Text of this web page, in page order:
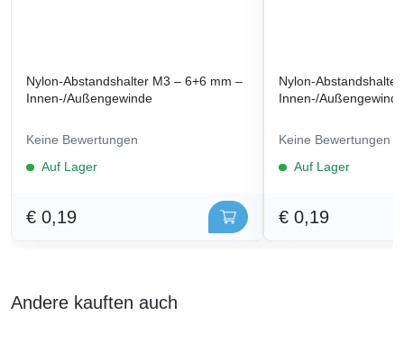
Nylon-Abstandshalter M3 – 6+6 mm –
Innen-/Außengewinde
Keine Bewertungen
Auf Lager
€ 0,19
Nylon-
Innen-/Außengewinde
Keine Bewertungen
Auf Lager
€ 0,19
Andere kauften auch